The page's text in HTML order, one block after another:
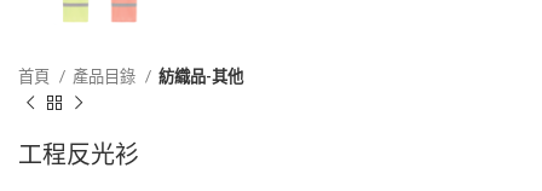
首頁 產品目錄 紡織品-其他
工程反光衫